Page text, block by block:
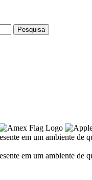
em um ambiente de
em um ambiente de